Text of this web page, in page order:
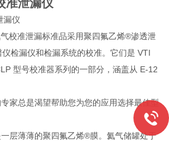
准泄漏仪
校准泄漏标准品采用聚四氟乙烯®渗透泄
检漏仪和检漏系统的校准。它们是 VTI
型号校准器系列的一部分，涵盖从 E-12
家总是渴望帮助您为您的应用选择最佳型
层薄薄的聚四氟乙烯®膜。氦气储罐处于